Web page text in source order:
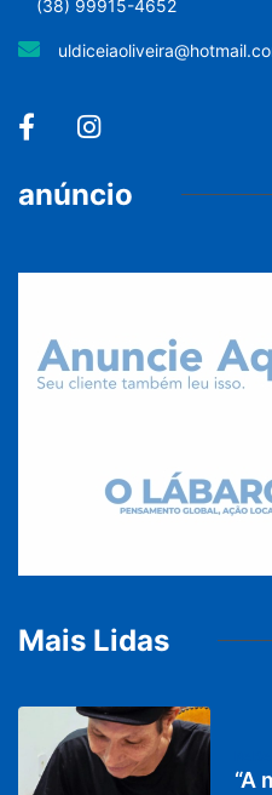
(38) 99915-4652
anúncio
Mais Lidas
“A